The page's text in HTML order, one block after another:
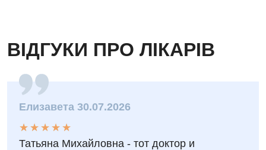
ВІДГУКИ ПРО ЛІКАРІВ
Елизавета 30.07.2026
★
★
★
★
★
★ ★ ★ ★ ★
Татьяна Михайловна - тот доктор и